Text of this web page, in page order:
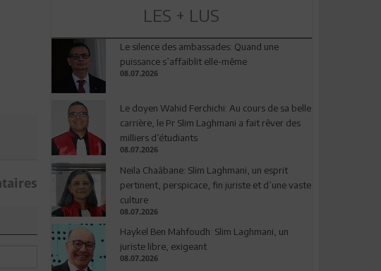
LES + LUS
Le silence des ambassades: Quand une
puissance s’affaiblit elle-même
08.07.2026
Le doyen Wahid Ferchichi: Au cours de sa belle
carrière, le Pr Slim Laghmani a fait rêver des
milliers d’étudiants
08.07.2026
Neila Chaâbane: Slim Laghmani, un esprit
pertinent, perspicace, fin juriste et d’une vaste
culture
08.07.2026
Haykel Ben Mahfoudh: Slim Laghmani, un
juriste libre, exigeant
08.07.2026